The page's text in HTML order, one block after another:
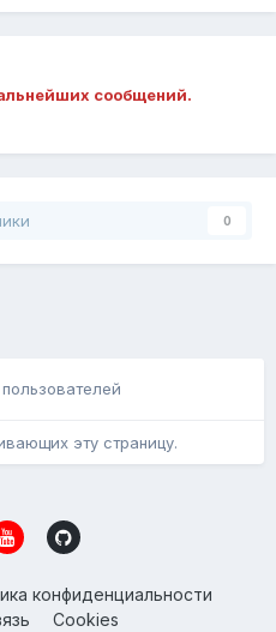
сообщений.
0
эту страницу.
конфиденциальности
Cookies